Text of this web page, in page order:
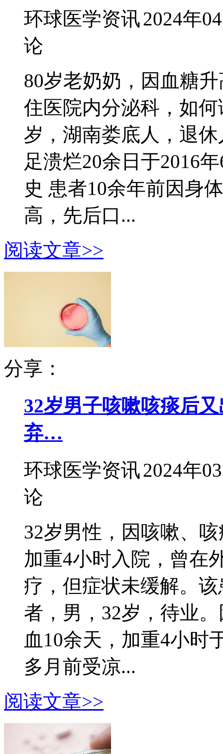
环球医学资讯2024年
论
80岁老奶奶，因血糖
住医院内分泌科，如
岁，湖南娄底人，退
足溃烂20余日于2016
史 患者10余年前因身
高，先后口...
阅读文章>>
分享：
32岁男子咳嗽咳痰后
弃…
环球医学资讯2024年
论
32岁男性，因咳嗽、
加重4小时入院，曾在
疗，但症状未缓解。
者，男，32岁，待业
血10余天，加重4小时
多月前受凉...
阅读文章>>